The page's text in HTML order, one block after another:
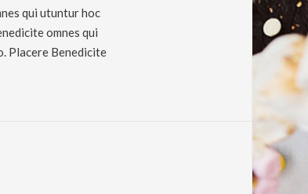
qui utuntur hoc
omnes qui
Placere Benedicite